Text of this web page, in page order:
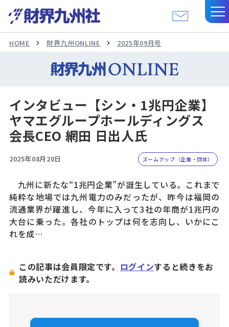
HOME 財界九州ONLINE 2025年09月号
インタビュー【シン・1兆円企業】
ヤマエグループホールディングス
会長CEO 網田 日出人氏
2025年08月20日 ズームアップ（企業・団体）
九州に新たな“1兆円企業”が誕生している。これまで
純粋な地場では九州電力のみだったが、昨今は福岡の
流通業界が躍進し、今年に入って3社の年商が1兆円の
大台に乗った。各社のトップは何を志向し、いかにこ
れを成…
この記事は会員限定です。 ログインすると続きをお
読みいただけます。